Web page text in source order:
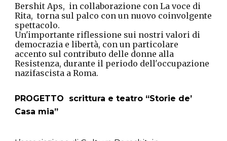
Bershit Aps, in collaborazione con La voce di
Rita, torna sul palco con un nuovo coinvolgente
spettacolo.
Un'importante riflessione sui nostri valori di
democrazia e libertà, con un particolare
accento sul contributo delle donne alla
Resistenza, durante il periodo dell'occupazione
nazifascista a Roma.
PROGETTO scrittura e teatro “Storie de’
Casa mia”